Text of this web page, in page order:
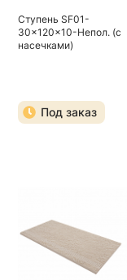
Ступень SF01-
30x120x10-Непол. (с
насечками)
Под заказ